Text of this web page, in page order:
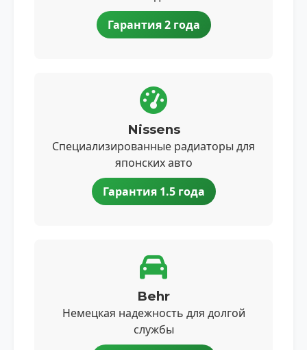
Гарантия 2 года
Nissens
Специализированные радиаторы для
японских авто
Гарантия 1.5 года
Behr
Немецкая надежность для долгой
службы